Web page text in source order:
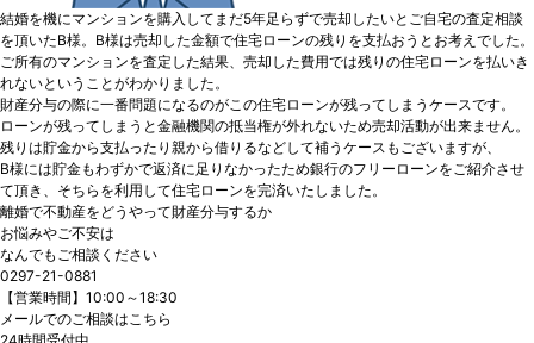
結婚を機にマンションを購入してまだ5年足らずで売却したいとご自宅の査定相談
を頂いたB様。B様は売却した金額で住宅ローンの残りを支払おうとお考えでした。
ご所有のマンションを査定した結果、売却した費用では残りの住宅ローンを払いき
れないということがわかりました。
財産分与の際に一番問題になるのがこの住宅ローンが残ってしまうケースです。
ローンが残ってしまうと金融機関の抵当権が外れないため売却活動が出来ません。
残りは貯金から支払ったり親から借りるなどして補うケースもございますが、
B様には貯金もわずかで返済に足りなかったため銀行のフリーローンをご紹介させ
て頂き、そちらを利用して住宅ローンを完済いたしました。
離婚で不動産をどうやって財産分与するか
お悩みやご不安は
なんでもご相談ください
0297-21-0881
【営業時間】10:00～18:30
メールでのご相談はこちら